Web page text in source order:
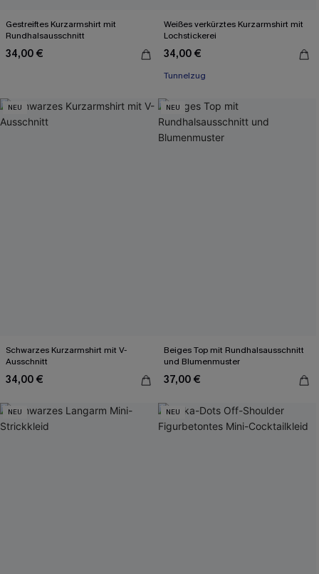
Gestreiftes Kurzarmshirt mit
Rundhalsausschnitt
34,00 €
Weißes verkürztes Kurzarmshirt mit
Lochstickerei
34,00 €
Tunnelzug
NEU
Schwarzes Kurzarmshirt mit V-
Ausschnitt
34,00 €
NEU
Beiges Top mit Rundhalsausschnitt
und Blumenmuster
37,00 €
NEU NEU